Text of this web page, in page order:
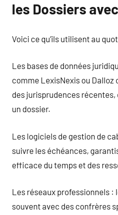
les Dossiers
Voici ce qu’ils utilisent au
Les bases de données
comme LexisNexis ou
des jurisprudences
un dossier.
Les logiciels de gestion de
suivre les échéances,
efficace du temps et des
Les réseaux professionnels
souvent avec des confrères